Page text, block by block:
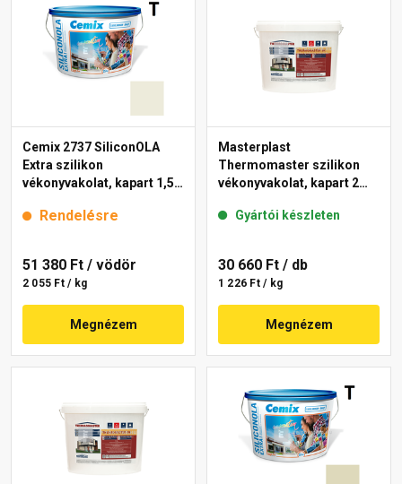
Cemix 2737 SiliconOLA
Extra szilikon
vékonyvakolat, kapart 1,5
Rendelésre
51 380 Ft / vödör
2 055 Ft / kg
Megnézem
Masterplast
Thermomaster szilikon
vékonyvakolat, kapart 2
Gyártói készleten
30 660 Ft / db
1 226 Ft / kg
Megnézem